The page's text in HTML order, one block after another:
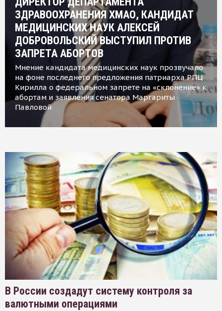
ЗДРАВООХРАНЕНИЯ ХМАО, КАНДИДАТ
МЕДИЦИНСКИХ НАУК АЛЕКСЕЙ
ДОБРОВОЛЬСКИЙ ВЫСТУПИЛ ПРОТИВ
ЗАПРЕТА АБОРТОВ
Мнение кандидата медицинских наук прозвучало
на фоне последнего предложения патриарха РПЦ
Кирилла о федеральном запрете на «склонение» к
абортам и заявления сенатора Маргариты
Павловой
В России создадут систему контроля за
валютными операциями